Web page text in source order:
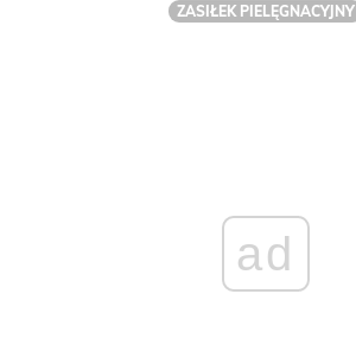
ZASIŁEK PIELĘGNACYJNY
ad